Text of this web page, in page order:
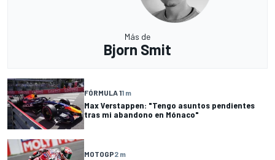
Más de
Bjorn Smit
FÓRMULA 11 m
Max Verstappen: "Tengo asuntos pendientes
tras mi abandono en Mónaco"
MOTOGP2 m